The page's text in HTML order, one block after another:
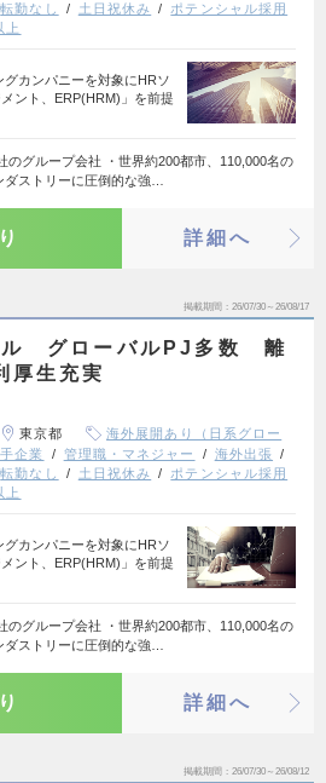
転勤なし 土日祝休み
ポテンシャル採用
上
グカンパニーを対象にHRソ
ント、ERP(HRM)」を前提
のグループ会社 ・世界約200都市、110,000名の
ストリーに圧倒的な強…
詳細へ
掲載期間 26/07/30～26/08/17
ル グローバルPJ多数 離
生充実
東京都
海外展開あり（日系グロー
企業 管理職・マネジャー
海外出張
転勤なし 土日祝休み
ポテンシャル採用
上
グカンパニーを対象にHRソ
ント、ERP(HRM)」を前提
のグループ会社 ・世界約200都市、110,000名の
ストリーに圧倒的な強…
詳細へ
掲載期間 26/07/30～26/08/12